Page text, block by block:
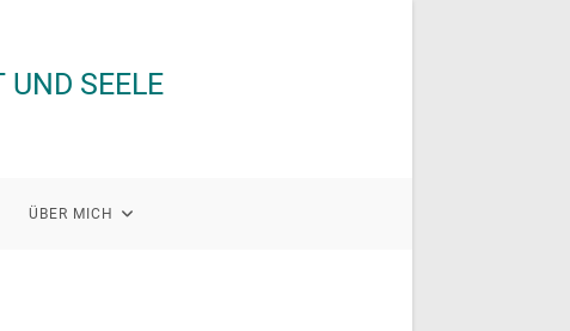
UND SEELE
ÜBER MICH